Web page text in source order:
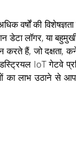
वर्षों की
डेटा लॉगर, या
करते हैं, जो
IoT गेटवे
का लाभ उठाने से